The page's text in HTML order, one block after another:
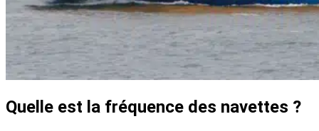
Quelle est la fréquence des navettes ?